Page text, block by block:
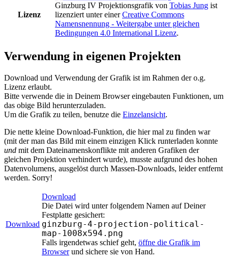
Lizenz
Ginzburg IV Projektionsgrafik von Tobias Jung ist
lizenziert unter einerCreative Commons
Namensnennung - Weitergabe unter gleichen
Bedingungen 4.0 International Lizenz.
Verwendung in eigenen Projekten
Download und Verwendung der Grafik ist im Rahmen der o.g.
Lizenz erlaubt.
Bitte verwende die in Deinem Browser eingebauten Funktionen, um
das obige Bild herunterzuladen.
Um die Grafik zu teilen, benutze die Einzelansicht.
Die nette kleine Download-Funktion, die hier mal zu finden war
(mit der man das Bild mit einem einzigen Klick runterladen konnte
und mit dem Dateinamenskonflikte mit anderen Grafiken der
gleichen Projektion verhindert wurde), musste aufgrund des hohen
Datenvolumens, ausgelöst durch Massen-Downloads, leider entfernt
werden. Sorry!
Download
Download
Die Datei wird unter folgendem Namen auf Deiner
Festplatte gesichert:
ginzburg-4-projection-political-
map-1008x594.png
Falls irgendetwas schief geht, öffne die Grafik im
Browserund sichere sie von Hand.